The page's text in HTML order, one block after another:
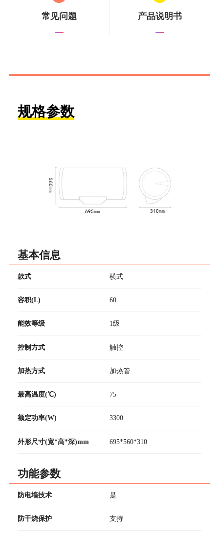
常见问题 产品说明书
规格参数
基本信息
款式 横式
容积(L) 60
能效等级 1级
控制方式 触控
加热方式 加热管
最高温度(℃) 75
额定功率(W) 3300
外形尺寸(宽*高*深)mm 695*560*310
功能参数
防电墙技术 是
防干烧保护 支持